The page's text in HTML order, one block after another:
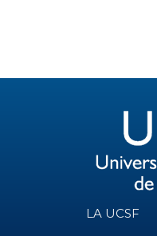
LA UCSF